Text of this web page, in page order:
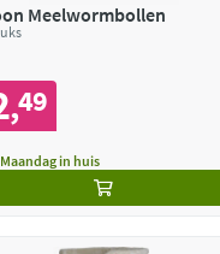
Meelwormbollen
,49
in huis